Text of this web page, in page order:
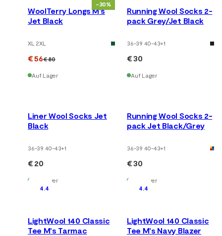
-30%
WoolTerry Longs M's
Jet Black
XL 2XL
€ 56€ 80
Auf Lager
Running Wool Socks 2-
pack Grey/Jet Black
36-39 40-43+1
€ 30
Auf Lager
Liner Wool Socks Jet
Black
36-39 40-43+1
€ 20
Auf Lager
Running Wool Socks 2-
pack Jet Black/Grey
36-39 40-43+1
€ 30
Auf Lager
4.4
LightWool 140 Classic
Tee M's Tarmac
4.4
LightWool 140 Classic
Tee M's Navy Blazer